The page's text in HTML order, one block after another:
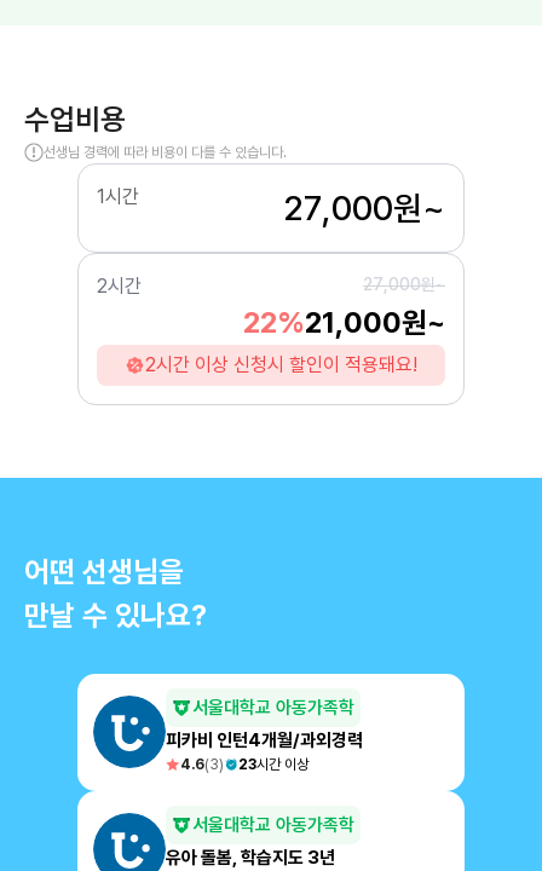
수업비용
선생님 경력에 따라 비용이 다를 수 있습니다.
1시간 27,000원~
2시간 27,000원~
22%21,000원~
2시간 이상 신청시 할인이 적용돼요!
어떤 선생님을
만날 수 있나요?
서울대학교 아동가족학
피카비 인턴4개월/과외경력
4.6(3) 23시간 이상
서울대학교 아동가족학
유아 돌봄, 학습지도 3년